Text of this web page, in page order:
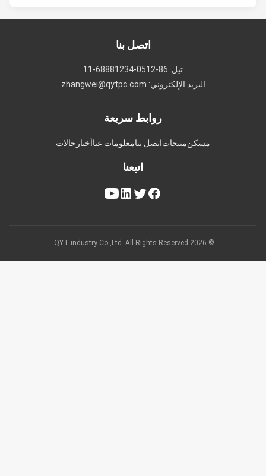
اتصل بنا
البريد الإلكتروني: zhangwei@qytpc.com
روابط سريعة
مسكنمنتجاتاتصل بنامعلومات عناأخبارحالات